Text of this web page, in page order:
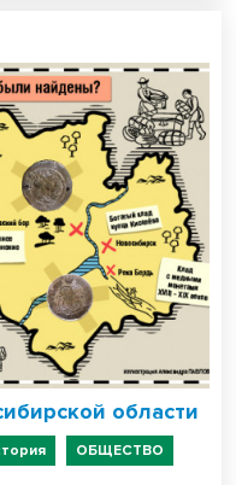
области
ОБЩЕСТВО